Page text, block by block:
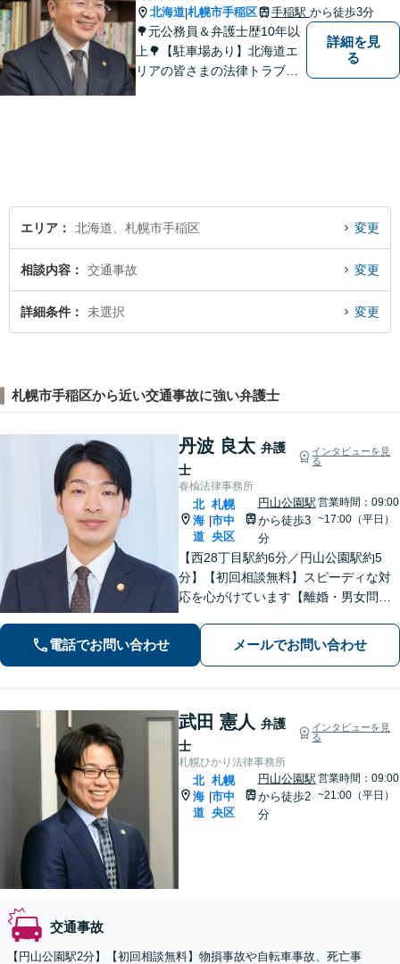
北海道|札幌市手稲区 手稲駅 から徒歩3分
🌳元公務員＆弁護士歴10年以
上🌳【駐車場あり】北海道エ
リアの皆さまの法律トラブル
詳細を見
る
エリア 北海道、札幌市手稲区 変更
相談内容 交通事故 変更
詳細条件 未選択 変更
札幌市手稲区から近い交通事故に強い弁護士
丹波 良太 弁護
士
インタビューを見
る
春楡法律事務所
北
海
道
札幌
市中
央区
円山公園駅
から徒歩3
分
営業時間：09:00
~17:00（平日）
【西28丁目駅約6分／円山公園駅約5
分】【初回相談無料】スピーディな対
応を心がけています【離婚・男女問
に強い【相続】分割協議や調停の実績
電話でお問い合わせ メールでお問い合わせ
武田 憲人 弁護
士
インタビューを見
る
札幌ひかり法律事務所
北
海
道
札幌
市中
央区
円山公園駅
から徒歩2
分
営業時間：09:00
~21:00（平日）
交通事故
【円山公園駅2分】【初回相談無料】物損事故や自転車事故、死亡事